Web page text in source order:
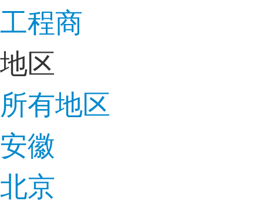
工程商
地区
所有地区
安徽
北京